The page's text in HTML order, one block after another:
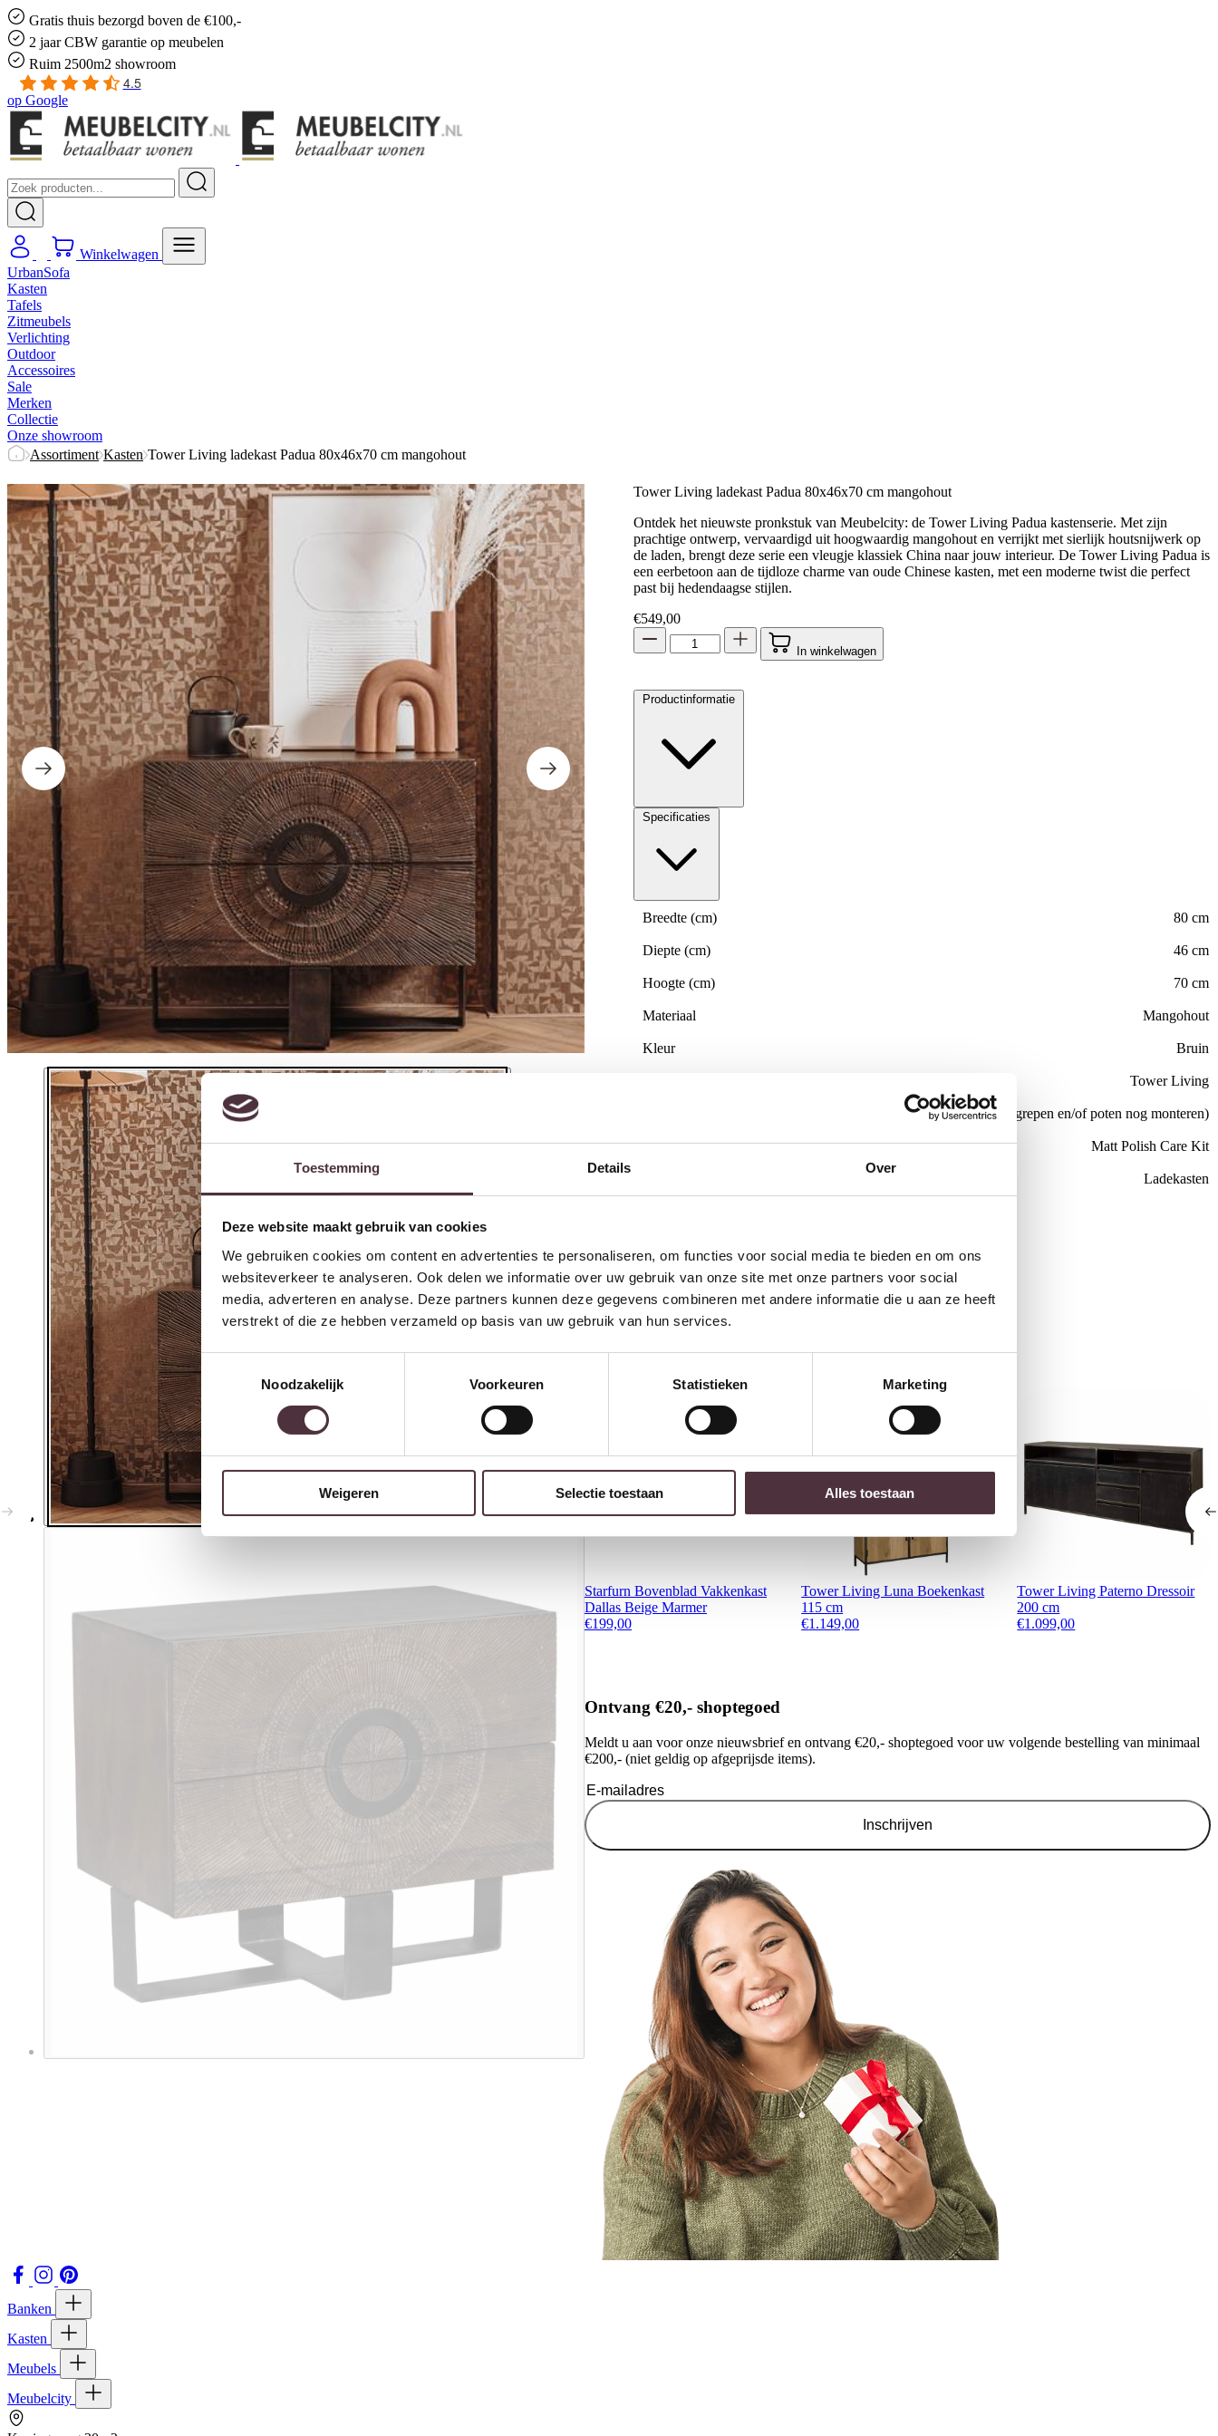
Toestemming Details Over
Deze website maakt gebruik van cookies
We gebruiken cookies om content en advertenties te personaliseren, om functies voor social media te bieden en om ons
websiteverkeer te analyseren. Ook delen we informatie over uw gebruik van onze site met onze partners voor social
media, adverteren en analyse. Deze partners kunnen deze gegevens combineren met andere informatie die u aan ze heeft
verstrekt of die ze hebben verzameld op basis van uw gebruik van hun services.
Toestemmingsselectie
Noodzakelijk
Voorkeuren Statistieken Marketing
Weigeren Selectie toestaan Alles toestaan
Gratis thuis bezorgd boven de €100,-
2 jaar CBW garantie op meubelen
Ruim 2500m2 showroom
4.5
op Google
Winkelwagen
UrbanSofa
Kasten
Tafels
Zitmeubels
Verlichting
Outdoor
Accessoires
Sale
Merken
Collectie
Onze showroom
Assortiment Kasten Tower Living ladekast Padua 80x46x70 cm mangohout
Tower Living ladekast Padua 80x46x70 cm mangohout
Ontdek het nieuwste pronkstuk van Meubelcity: de Tower Living Padua kastenserie. Met zijn
prachtige ontwerp, vervaardigd uit hoogwaardig mangohout en verrijkt met sierlijk houtsnijwerk op
de laden, brengt deze serie een vleugje klassiek China naar jouw interieur. De Tower Living Padua is
een eerbetoon aan de tijdloze charme van oude Chinese kasten, met een moderne twist die perfect
past bij hedendaagse stijlen.
€549,00
In winkelwagen
Productinformatie
Specificaties
Breedte (cm) 80 cm
Diepte (cm) 46 cm
Hoogte (cm) 70 cm
Materiaal Mangohout
Kleur Bruin
Tower Living
Nee (handgrepen en/of poten nog monteren)
Geadviseerd onderhoudsmiddel Matt Polish Care Kit
Ladekasten
2 jaar CBWgarantieop meubelen
Ruim2500m2 showroom
Interessant voor jou
Starfurn Bovenblad Vakkenkast
Dallas Beige Marmer
€199,00
Tower Living Luna Boekenkast
115 cm
€1.149,00
Tower Living Paterno Dressoir
200 cm
€1.099,00
Ontvang €20,- shoptegoed
Meldt u aan voor onze nieuwsbrief en ontvang €20,- shoptegoed voor uw volgende bestelling van minimaal
€200,- (niet geldig op afgeprijsde items).
Inschrijven
Banken
Kasten
Meubels
Meubelcity